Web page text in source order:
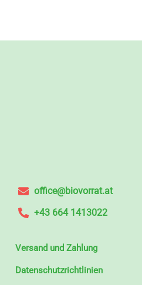
office@biovorrat.at
+43 664 1413022
Versand und Zahlung
Datenschutzrichtlinien